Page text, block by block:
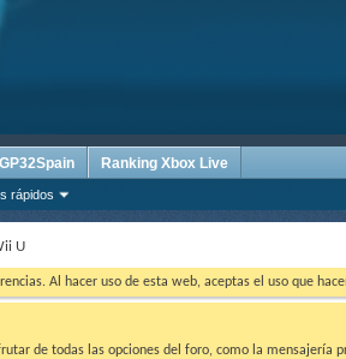
rápidos
GP32Spain Ranking Xbox Live
U
Al hacer uso de esta web, aceptas el uso que
de todas las opciones del foro, como la mensajería